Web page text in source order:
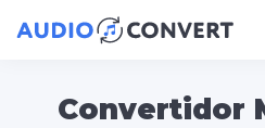
Convertidor